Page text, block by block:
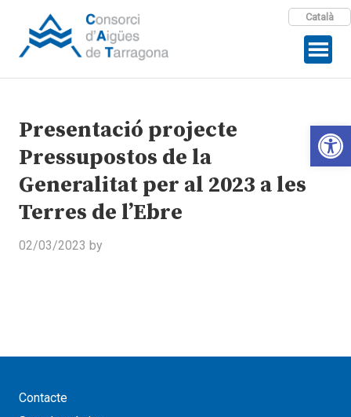
Català
Presentació projecte
Pressupostos de la
Generalitat per al 2023 a les
Terres de l’Ebre
02/03/2023 by
Contacte